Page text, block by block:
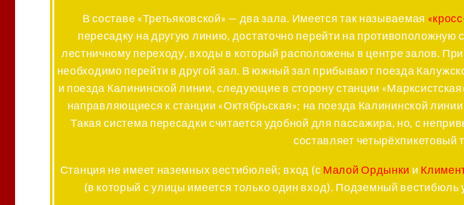
В составе «Третьяковской» — два зала. Имеется так называемая
пересадку на другую линию, достаточно перейти на
лестничному переходу, входы в который расположены в центре залов.
необходимо перейти в другой зал. В южный зал прибывают поезда
и поезда Калининской линии, следующие в сторону станции
направляющиеся к станции «Октябрьская»; на поезда Калининской линии
Такая система пересадки считается удобной для пассажира, но, с
составляет четырёхпикетовый
Станция не имеет наземных вестибюлей; вход (с Малой Ордынки и
(в который с улицы имеется только один вход). Подземный